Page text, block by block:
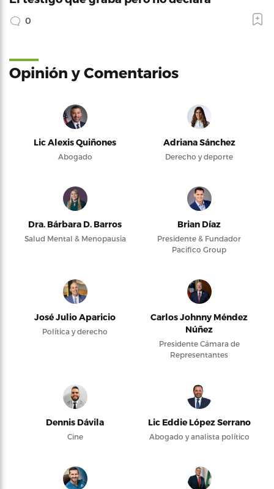
0
Opinión y Comentarios
Lic Alexis Quiñones
Abogado
Adriana Sánchez
Derecho y deporte
Dra. Bárbara D. Barros
Salud Mental & Menopausia
Brian Díaz
Presidente & Fundador
Pacifico Group
José Julio Aparicio
Política y derecho
Carlos Johnny Méndez
Núñez
Presidente Cámara de
Representantes
Dennis Dávila
Cine
Lic Eddie López Serrano
Abogado y analista político